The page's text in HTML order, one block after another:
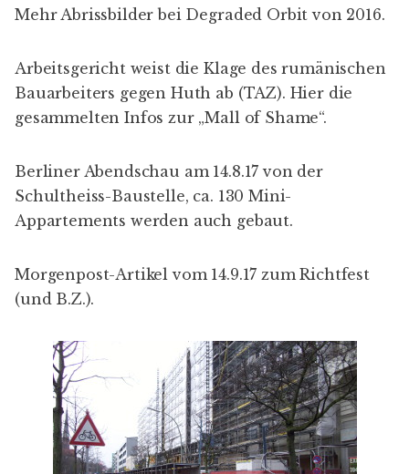
Mehr Abrissbilder bei Degraded Orbit von 2016.
Arbeitsgericht weist die Klage des rumänischen
Bauarbeiters gegen Huth ab (TAZ). Hier die
gesammeltenInfos zur „Mall of Shame“.
Berliner Abendschau am 14.8.17 von der
Schultheiss-Baustelle, ca. 130 Mini-
Appartements werden auch gebaut.
Morgenpost-Artikel vom 14.9.17 zum Richtfest
(und B.Z.).